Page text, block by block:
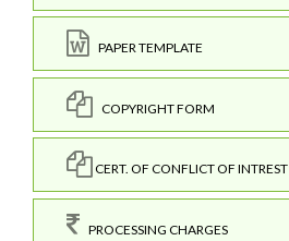
PAPER TEMPLATE
COPYRIGHT FORM
CERT. OF CONFLICT OF INTREST
PROCESSING CHARGES